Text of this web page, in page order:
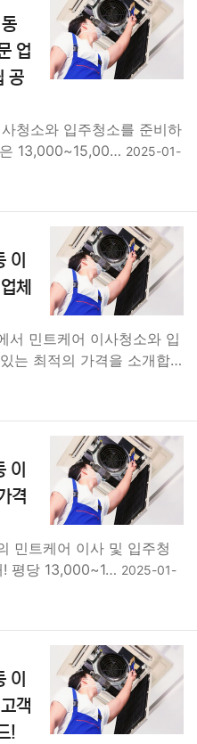
업
공
청소와 입주청소를 준비하
13,000~15,00… 2025-01-
이
체
서 민트케어 이사청소와 입
는 최적의 가격을 소개합…
이
격
민트케어 이사 및 입주청
! 평당 13,000~1… 2025-01-
이
객
!